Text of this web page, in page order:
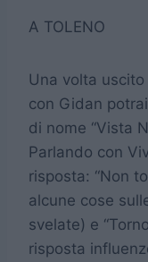
A TOLENO
Una volta
con Gidan
di nome “Vista
Parlando con
risposta: “Non
alcune cose
svelate) e
risposta